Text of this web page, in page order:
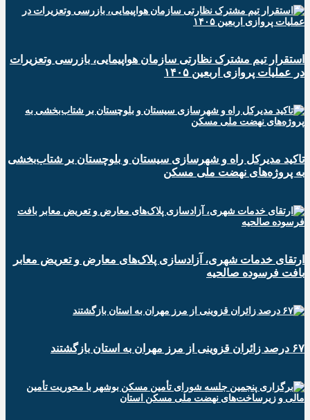
استقرار تیم مشترک نظارتی سازمان هواپیمایی، بازرسی وتعزیرات
در عملیات پروازی اربعین ۱۴۰۵
تاکید مدیرکل راه و شهرسازی سیستان و بلوچستان بر شتاب‌بخشی
به پروژه‌های نهضت ملی مسکن
ارتقای خدمات شهری، آزادسازی پلاک‌های معارض و تعریض معابر
بافت فرسوده صالحیه
۶۷ درصد زائران قزوینی از مرز مهران به استان بازگشتند